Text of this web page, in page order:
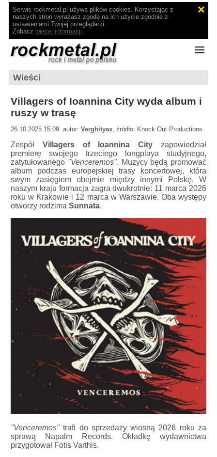
Serwis rockmetal.pl używa plików cookies. Korzystając z
naszych stron wyrażasz zgodę na ich użycie zgodnie z
ustawieniami Twojej przeglądarki.
Zobacz więcej informacji.
Wieści
Villagers of Ioannina City wyda album i
ruszy w trasę
26.10.2025 15:09 autor:Verghityax, źródło: Knock Out Productions
Zespół Villagers of Ioannina City zapowiedział
premierę swojego trzeciego longplaya studyjnego,
zatytułowanego "Venceremos". Muzycy będą promować
album podczas europejskiej trasy koncertowej, która
swym zasięgiem obejmie między innymi Polskę. W
naszym kraju formacja zagra dwukrotnie: 11 marca 2026
roku w Krakowie i 12 marca w Warszawie. Oba występy
otworzy rodzimaSunnata.
"Venceremos"trafi do sprzedaży wiosną 2026 roku za
sprawą Napalm Records. Okładkę wydawnictwa
przygotował Fotis Varthis.